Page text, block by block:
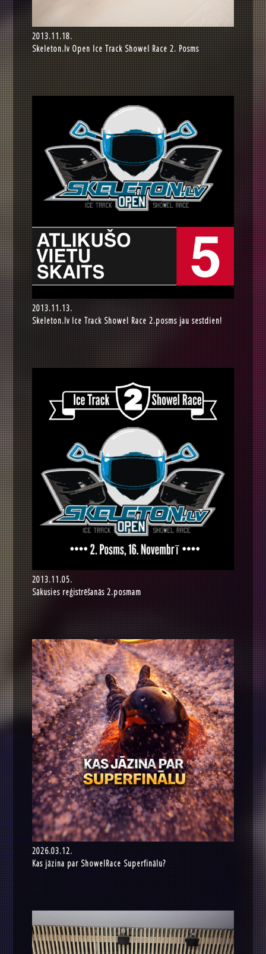
2013.11.18.
Skeleton.lv Open Ice Track Showel Race 2. Posms
2013.11.13.
Skeleton.lv Ice Track Showel Race 2.posms jau sestdien!
2013.11.05.
Sākusies reģistrēšanās 2.posmam
2026.03.12.
Kas jāzina par ShowelRace Superfinālu?